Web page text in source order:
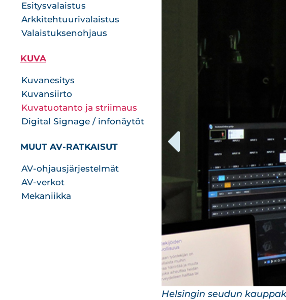
Esitysvalaistus
Arkkitehtuurivalaistus
Valaistuksenohjaus
KUVA
Kuvanesitys
Kuvansiirto
Kuvatuotanto ja striimaus
Digital Signage / infonäytöt
MUUT AV-RATKAISUT
AV-ohjausjärjestelmät
AV-verkot
Mekaniikka
Kangasniemen kirkko